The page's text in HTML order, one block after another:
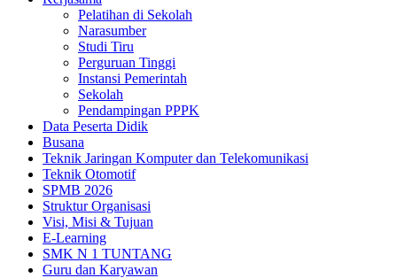
Pelatihan di Sekolah
Narasumber
Studi Tiru
Perguruan Tinggi
Instansi Pemerintah
Sekolah
Pendampingan PPPK
Data Peserta Didik
Busana
Teknik Jaringan Komputer dan Telekomunikasi
Teknik Otomotif
SPMB 2026
Struktur Organisasi
Visi, Misi & Tujuan
E-Learning
SMK N 1 TUNTANG
Guru dan Karyawan